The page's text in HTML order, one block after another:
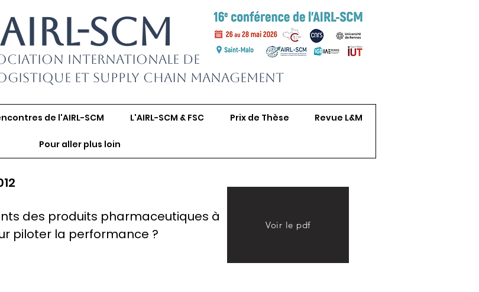
AIRL-SCM
Internationale de
et Supply Chain Management
de l'AIRL-SCM L'AIRL-SCM & FSC Prix de Thèse Revue L&M
Pour aller plus loin
des produits pharmaceutiques à
piloter la performance ?
Voir le pdf